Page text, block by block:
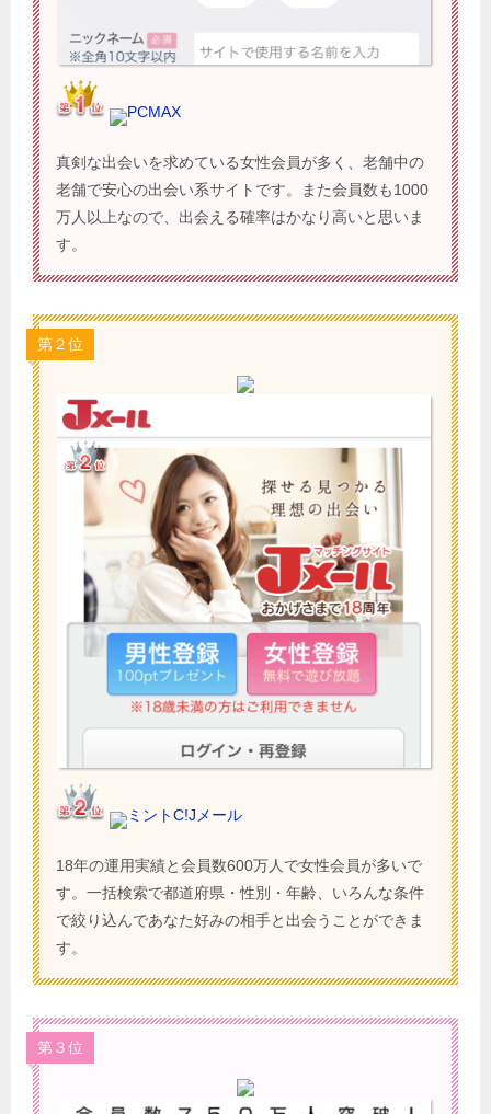
PCMAX
真剣な出会いを求めている女性会員が多く、老舗中の
老舗で安心の出会い系サイトです。また会員数も1000
万人以上なので、出会える確率はかなり高いと思いま
す。
第２位
ミントC!Jメール
18年の運用実績と会員数600万人で女性会員が多いで
す。一括検索で都道府県・性別・年齢、いろんな条件
で絞り込んであなた好みの相手と出会うことができま
す。
第３位